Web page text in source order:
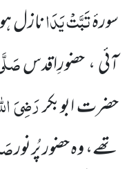
سورۂتَبَّتْ یَدَانازل
آئی ، حضورِاقدس
حضرت ابوبکررَضِیَ
تھے، وہ حضور پُرنور